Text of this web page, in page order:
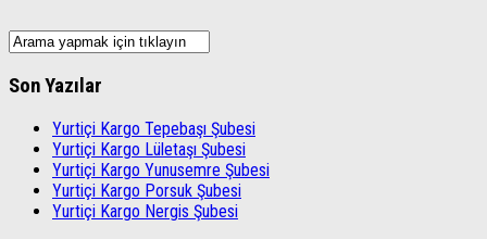
Son Yazılar
Yurtiçi Kargo Tepebaşı Şubesi
Yurtiçi Kargo Lületaşı Şubesi
Yurtiçi Kargo Yunusemre Şubesi
Yurtiçi Kargo Porsuk Şubesi
Yurtiçi Kargo Nergis Şubesi